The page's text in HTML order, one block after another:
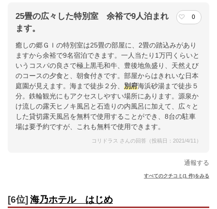
25畳の広々した特別室 余裕で9人泊まれ
ます。
0
癒しの郷ＧＩの特別室は25畳の部屋に、2畳の踏込みがあり
ますから余裕で9名宿泊できます。一人当たり1万円くらいと
いうコスパの良さで極上黒毛和牛、豊後地魚盛り、天然えび
のコースの夕食と、朝食付きです。部屋からはきれいな日本
庭園が見えます。海まで徒歩２分、 別府海浜砂湯まで徒歩５
分。鉄輪観光にもアクセスしやすい場所にあります。源泉か
け流しの露天ヒノキ風呂と石造りの内風呂に加えて、広々と
した貸切露天風呂を無料で使用することができ、8台の駐車
場は要予約ですが、これも無料で使用できます。
コリドラス さんの回答（投稿日：2021/4/11）
通報する
すべてのクチコミ(1 件)をみる
[6位] 海乃ホテル はじめ